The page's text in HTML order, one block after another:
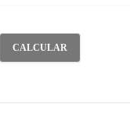
CALCULAR